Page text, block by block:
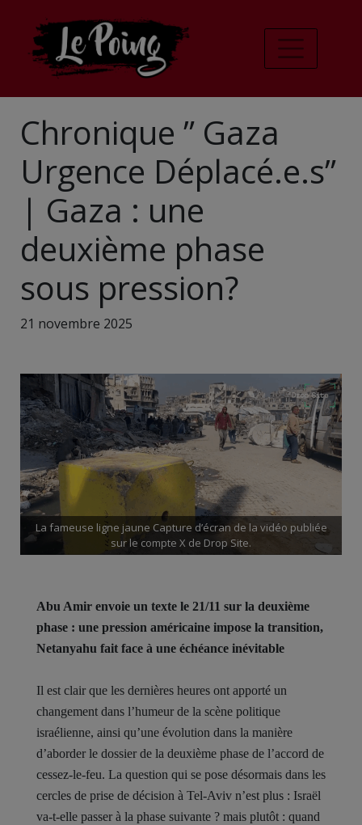
Chronique ” Gaza
Urgence Déplacé.e.s”
| Gaza : une
deuxième phase
sous pression?
21 novembre 2025
La fameuse ligne jaune Capture d’écran de la vidéo publiée
sur le compte X de Drop Site.
Abu Amir envoie un texte le 21/11 sur la deuxième
phase : une pression américaine impose la transition,
Netanyahu fait face à une échéance inévitable
Il est clair que les dernières heures ont apporté un
changement dans l’humeur de la scène politique
israélienne, ainsi qu’une évolution dans la manière
d’aborder le dossier de la deuxième phase de l’accord de
cessez-le-feu. La question qui se pose désormais dans les
cercles de prise de décision à Tel-Aviv n’est plus : Israël
va-t-elle passer à la phase suivante ? mais plutôt : quand